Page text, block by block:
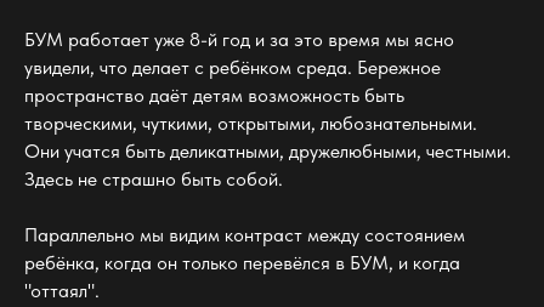
БУМ работает уже 8-й год и за это время мы ясно
увидели, что делает с ребёнком среда. Бережное
пространство даёт детям возможность быть
творческими, чуткими, открытыми, любознательными.
Они учатся быть деликатными, дружелюбными, честными.
Здесь не страшно быть собой.
Параллельно мы видим контраст между состоянием
ребёнка, когда он только перевёлся в БУМ, и когда
"оттаял".